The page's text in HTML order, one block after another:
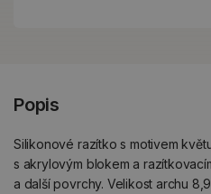
Popis
Silikonové razítko s motivem
s akrylovým blokem a
a další povrchy. Velikost archu 8,9